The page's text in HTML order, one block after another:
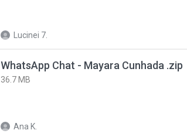
Lucinei 7.
WhatsApp Chat - Mayara Cunhada .zip
36.7 MB
Ana K.